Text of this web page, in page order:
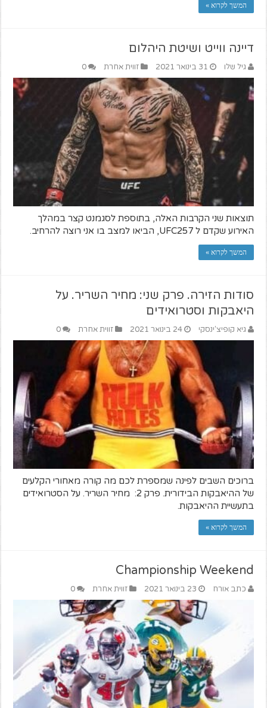
המשך לקרוא »
דיינה ווייט ושיטת היהלום
גיל שלו 31 בינואר 2021 זווית אחרת 0
תוצאות שני הקרבות האלה, בתוספת לסגמנט קצר במהלך
האירוע שקדם ל UFC257, הביאו למצב בו אני רוצה להרחיב.
המשך לקרוא »
סודות הזירה. פרק שני: מחיר השריר. על
היאבקות וסטרואידים
גיא קופיצ'ינסקי 24 בינואר 2021 זווית אחרת 0
ברוכים השבים לפינה שמספרת לכם מה קורה מאחורי הקלעים
של ההיאבקות הבידורית. פרק 2: מחיר השריר. על הסטרואידים
בתעשיית ההיאבקות.
המשך לקרוא »
Championship Weekend
כתב אורח 23 בינואר 2021 זווית אחרת 0